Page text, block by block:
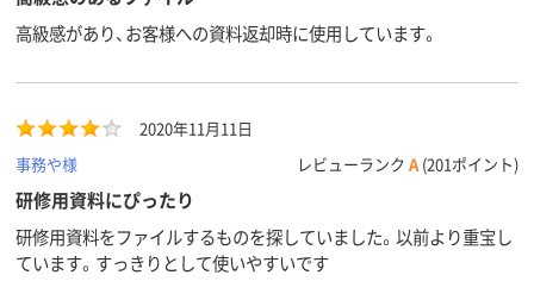
高級感があり、お客様への資料返却時に使用しています。
2020年11月11日
事務や様
レビューランク A (201ポイント)
研修用資料にぴったり
研修用資料をファイルするものを探していました。以前より重宝し
ています。すっきりとして使いやすいです